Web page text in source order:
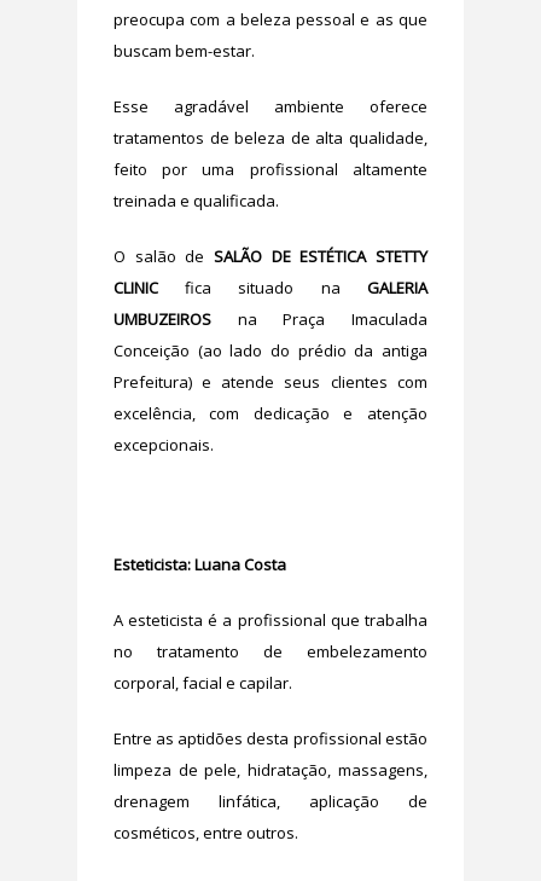
preocupa com a beleza pessoal e as que
buscam bem-estar.
Esse agradável ambiente oferece
tratamentos de beleza de alta qualidade,
feito por uma profissional altamente
treinada e qualificada.
O salão de SALÃO DE ESTÉTICA STETTY
CLINICfica situado na GALERIA
UMBUZEIROS na Praça Imaculada
Conceição (ao lado do prédio da antiga
Prefeitura) e atende seus clientes com
excelência, com dedicação e atenção
excepcionais.
Esteticista: Luana Costa
A esteticista é a profissional que trabalha
no tratamento de embelezamento
corporal, facial e capilar.
Entre as aptidões desta profissional estão
limpeza de pele, hidratação, massagens,
drenagem linfática, aplicação de
cosméticos, entre outros.